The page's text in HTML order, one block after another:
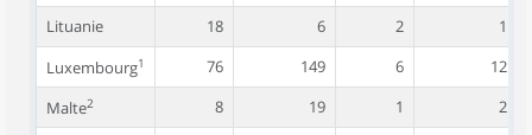
Lituanie
18 6 2
1
Luxembourg1 76 149 6
12
Malte2 8 19 1
2